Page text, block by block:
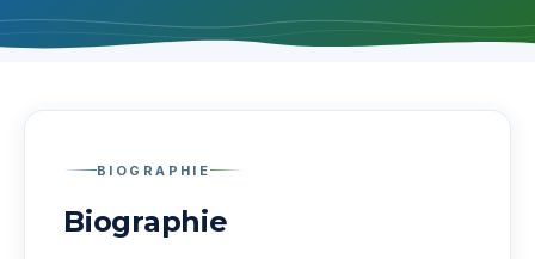
BIOGRAPHIE
Biographie